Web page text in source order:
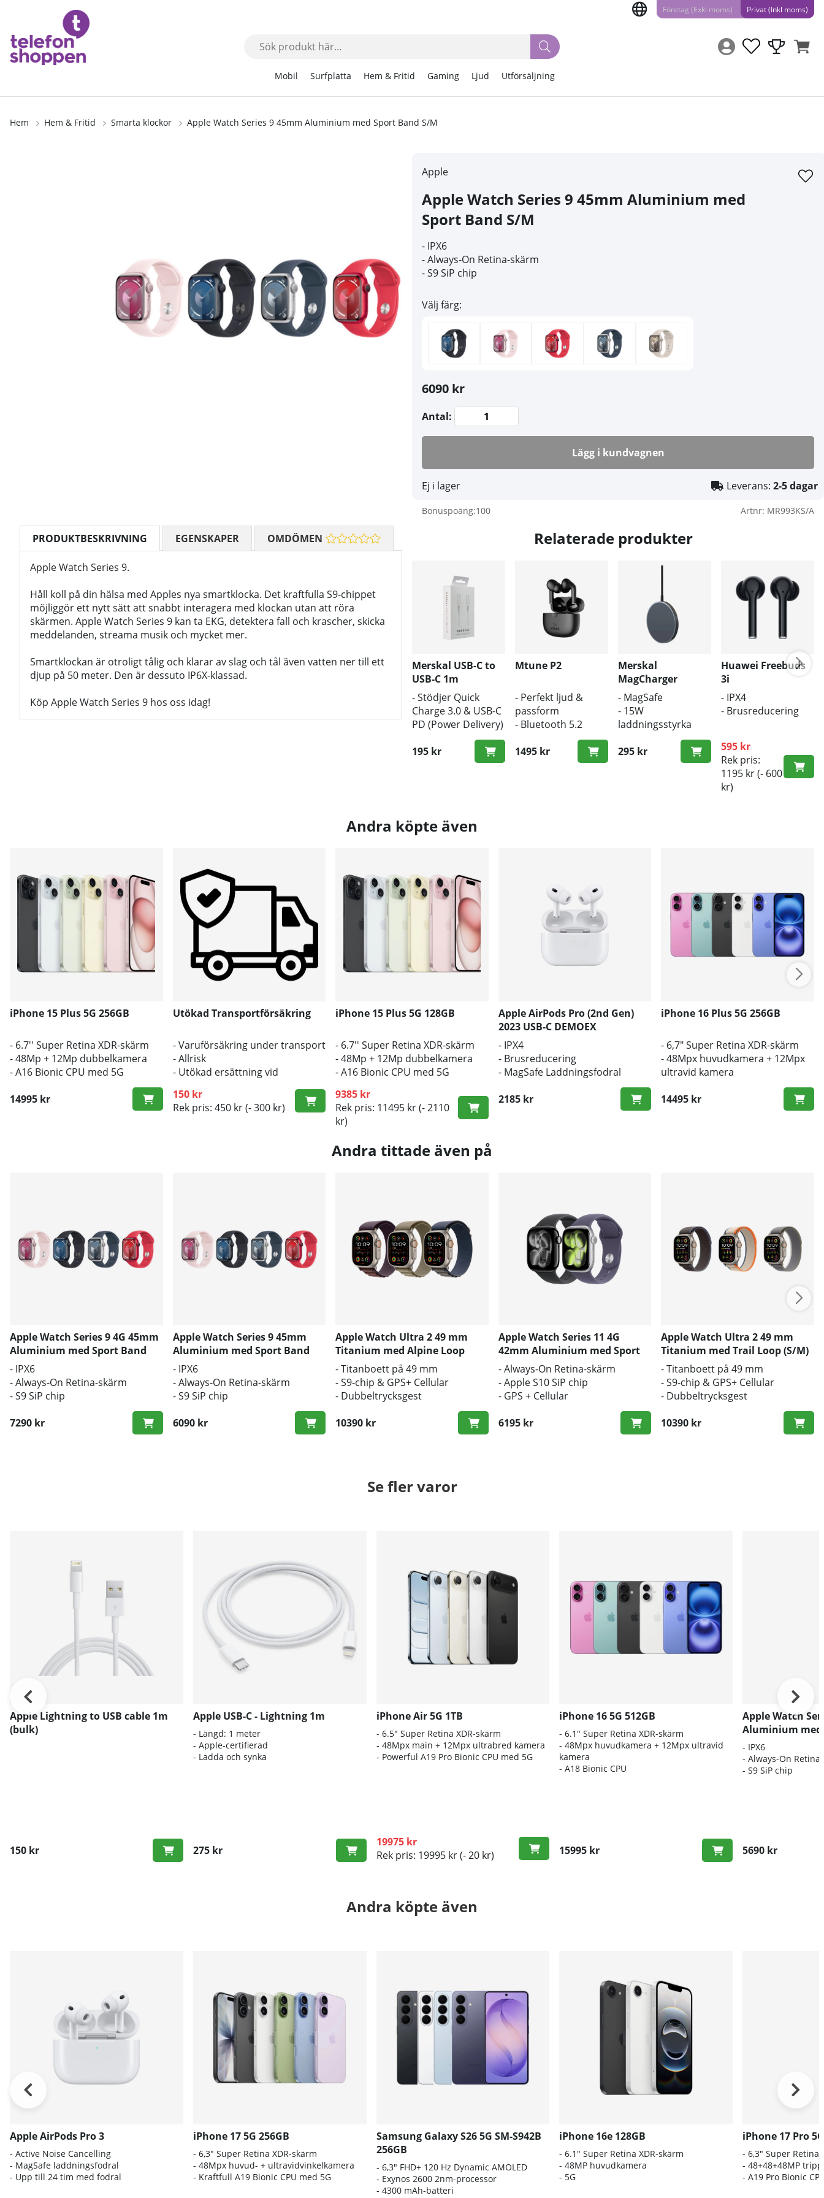
Företag (Exkl moms) Privat (Inkl moms)
Mobil Surfplatta Hem & Fritid Gaming Ljud Utförsäljning
Hem Hem & Fritid Smarta klockor Apple Watch Series 9 45mm Aluminium med Sport Band S/M
Apple
Apple Watch Series 9 45mm Aluminium med
Sport Band S/M
- IPX6
- Always-On Retina-skärm
-S9 SiP chip
Välj färg:
6090 kr
Antal:
Lägg i kundvagnen
Ej i lager Leverans: 2-5 dagar
Bonuspoäng:100 Artnr: MR993KS/A
PRODUKTBESKRIVNING
Apple Watch Series 9.
Håll koll på din hälsa med Apples nya smartklocka. Det kraftfulla S9-chippet
möjliggör ett nytt sätt att snabbt interagera med klockan utan att röra
skärmen. Apple Watch Series 9 kan ta EKG, detektera fall och krascher, skicka
meddelanden, streama musik och mycket mer.
Smartklockan är otroligt tålig och klarar av slag och tål även vatten ner till ett
djup på 50 meter. Den är dessuto IP6X-klassad.
Köp Apple Watch Series 9 hos oss idag!
EGENSKAPER OMDÖMEN Relaterade produkter
Merskal USB-C to
USB-C 1m
- Stödjer Quick
Charge 3.0 & USB-C
PD (Power Delivery)
- Snabb hastighet
195 kr
Mtune P2
- Perfekt ljud &
passform
- Bluetooth 5.2
- Trådlös laddning
1495 kr
Merskal
MagCharger
- MagSafe
- 15W
laddningsstyrka
- Trådlös laddare
295 kr
Huawei Freebuds
3i
- IPX4
- Brusreducering
595 kr
Rek pris:
1195 kr(- 600
kr)
Andra köpte även
iPhone 15 Plus 5G 256GB
- 6.7'' Super Retina XDR-skärm
- 48Mp + 12Mp dubbelkamera
- A16 Bionic CPU med 5G
14995 kr
Utökad Transportförsäkring
- Varuförsäkring under transport
- Allrisk
- Utökad ersättning vid
150 kr
Rek pris: 450 kr(- 300 kr)
iPhone 15 Plus 5G 128GB
- 6.7'' Super Retina XDR-skärm
- 48Mp + 12Mp dubbelkamera
- A16 Bionic CPU med 5G
9385 kr
Rek pris: 11495 kr(- 2110
kr)
Apple AirPods Pro (2nd Gen)
2023 USB-C DEMOEX
- IPX4
- Brusreducering
- MagSafe Laddningsfodral
2185 kr
iPhone 16 Plus 5G 256GB
- 6,7" Super Retina XDR-skärm
- 48Mpx huvudkamera + 12Mpx
ultravid kamera
14495 kr
Andra tittade även på
Apple Watch Series 9 4G 45mm
Aluminium med Sport Band
S/M
- IPX6
- Always-On Retina-skärm
- S9 SiP chip
7290 kr
Apple Watch Series 9 45mm
Aluminium med Sport Band
M/L
- IPX6
- Always-On Retina-skärm
- S9 SiP chip
6090 kr
Apple Watch Ultra 2 49 mm
Titanium med Alpine Loop
(Medium)
- Titanboett på 49 mm
- S9-chip & GPS+ Cellular
- Dubbeltrycksgest
10390 kr
Apple Watch Series 11 4G
42mm Aluminium med Sport
Band S/M
- Always‑On Retina-skärm
- Apple S10 SiP chip
- GPS + Cellular
6195 kr
Apple Watch Ultra 2 49 mm
Titanium med Trail Loop (S/M)
- Titanboett på 49 mm
- S9-chip & GPS+ Cellular
- Dubbeltrycksgest
10390 kr
Se fler varor
Apple Lightning to USB cable 1m
(bulk)
150 kr
Apple USB-C - Lightning 1m
- Längd: 1 meter
- Apple-certifierad
- Ladda och synka
275 kr
iPhone Air 5G 1TB
- 6.5" Super Retina XDR-skärm
- 48Mpx main + 12Mpx ultrabred kamera
- Powerful A19 Pro Bionic CPU med 5G
19975 kr
Rek pris: 19995 kr(- 20 kr)
iPhone 16 5G 512GB
- 6.1″ Super Retina XDR-skärm
- 48Mpx huvudkamera + 12Mpx ultravid
kamera
- A18 Bionic CPU
15995 kr
Apple Watch
Aluminium med
- IPX6
- Always-On
-S9 SiP chip
5690 kr
Andra köpte även
Apple AirPods Pro 3
- Active Noise Cancelling
- MagSafe laddningsfodral
- Upp till 24 tim med fodral
iPhone 17 5G 256GB
- 6,3" Super Retina XDR-skärm
- 48Mpx huvud- + ultravidvinkelkamera
- Kraftfull A19 Bionic CPU med 5G
Samsung Galaxy S26 5G SM-S942B
256GB
- 6,3" FHD+ 120 Hz Dynamic AMOLED
- Exynos 2600 2nm-processor
- 4300 mAh-batteri
iPhone 16e 128GB
- 6.1″ Super Retina XDR-skärm
- 48MP huvudkamera
- 5G
iPhone 17 Pro
- 6,3" Super Retina
- 48+48+48MP
-A19 Pro Bionic